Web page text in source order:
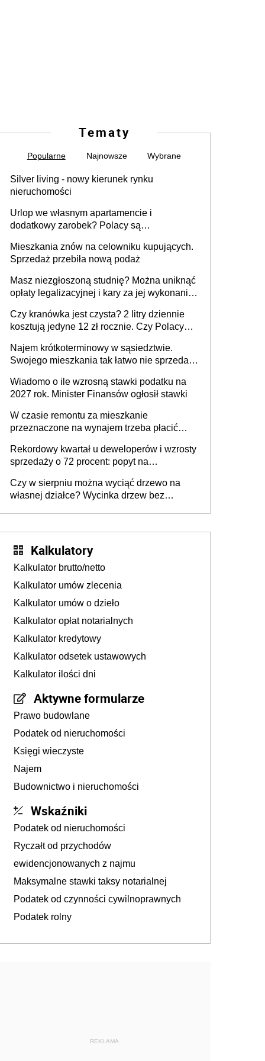
Tematy
Popularne Najnowsze Wybrane
Silver living - nowy kierunek rynku
nieruchomości
Urlop we własnym apartamencie i
dodatkowy zarobek? Polacy są
Mieszkania znów na celowniku kupujących.
Sprzedaż przebiła nową podaż
Masz niezgłoszoną studnię? Można uniknąć
opłaty legalizacyjnej i kary za jej wykonanie,
Czy kranówka jest czysta? 2 litry dziennie
kosztują jedyne 12 zł rocznie. Czy Polacy
Najem krótkoterminowy w sąsiedztwie.
Swojego mieszkania tak łatwo nie sprzedaż
Wiadomo o ile wzrosną stawki podatku na
2027 rok. Minister Finansów ogłosił stawki
W czasie remontu za mieszkanie
przeznaczone na wynajem trzeba płacić
realizuje w nim potrzeb mieszkaniowych
Rekordowy kwartał u deweloperów i wzrosty
sprzedaży o 72 procent: popyt na
Czy w sierpniu można wyciąć drzewo na
własnej działce? Wycinka drzew bez
Kalkulatory
Kalkulator brutto/netto
Kalkulator umów zlecenia
Kalkulator umów o dzieło
Kalkulator opłat notarialnych
Kalkulator kredytowy
Kalkulator odsetek ustawowych
Kalkulator ilości dni
Aktywne formularze
Prawo budowlane
Podatek od nieruchomości
Księgi wieczyste
Najem
Budownictwo i nieruchomości
Wskaźniki
Podatek od nieruchomości
Ryczałt od przychodów
ewidencjonowanych z najmu
Maksymalne stawki taksy notarialnej
Podatek od czynności cywilnoprawnych
Podatek rolny
REKLAMA